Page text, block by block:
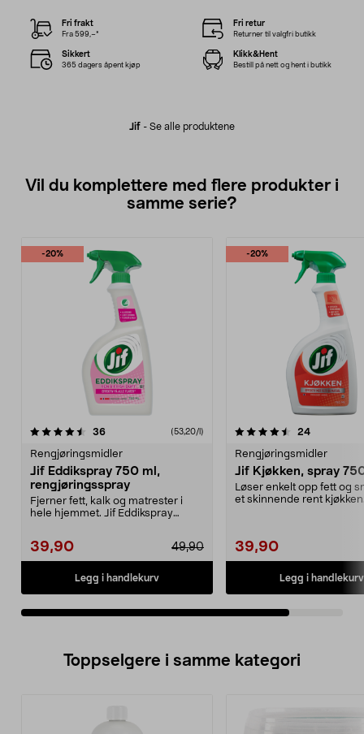
Jif - Se alle produktene
Fri frakt
Fra 599,–*
Fri retur
Returner til valgfri butikk
Sikkert
365 dagers åpent kjøp
Klikk&Hent
Bestill på nett og hent i butikk
Vil du komplettere med flere produkter i
samme serie?
-20%
36anmeldelser (53,20/l)
Rengjøringsmidler
Jif Eddikspray 750 ml,
rengjøringsspray
Fjerner fett, kalk og matrester i
hele hjemmet. Jif Eddikspray
49,90
39,90
Legg i handlekurv
-20%
4.5av 5 stjerner 24
Rengjøringsmidler
Jif Kjøkken, spray
Løser enkelt opp fett og
et skinnende rent
39,90
Legg i handlekurv
Toppselgere i samme kategori